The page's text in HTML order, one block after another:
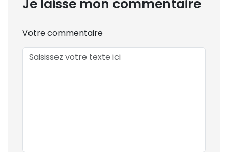
Je laisse mon commentaire
Votre commentaire